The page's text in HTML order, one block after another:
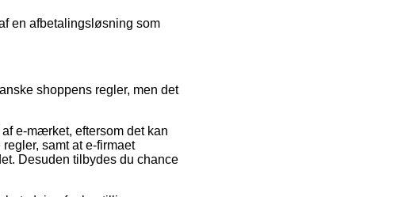
en afbetalingsløsning som
shoppens regler, men det
e-mærket, eftersom det kan
samt at e-firmaet
Desuden tilbydes du chance